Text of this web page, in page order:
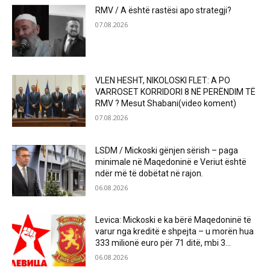
RMV / A është rastësi apo strategji?
07.08.2026
VLEN HESHT, NIKOLOSKI FLET: A PO
VARROSET KORRIDORI 8 NË PERËNDIM TË
RMV ? Mesut Shabani(video koment)
07.08.2026
LSDM / Mickoski gënjen sërish – paga
minimale në Maqedoninë e Veriut është
ndër më të dobëtat në rajon.
06.08.2026
Levica: Mickoski e ka bërë Maqedoninë të
varur nga kreditë e shpejta – u morën hua
333 milionë euro për 71 ditë, mbi 3...
06.08.2026